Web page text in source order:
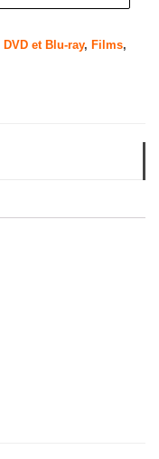
DVD et Blu-ray, Films,